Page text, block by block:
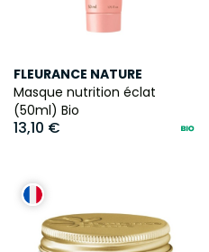
FLEURANCE NATURE
Masque nutrition éclat
(50ml) Bio
13,10 €